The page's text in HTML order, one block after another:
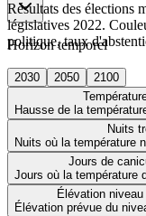
Horizon temporel
2030 2050
2100
Hausse de la
Nuits
Nuits où la température
Jours de
Jours où la température
Élévation niveau
Élévation prévue du
Résultats des élections
législatives 2022.
politique, taux